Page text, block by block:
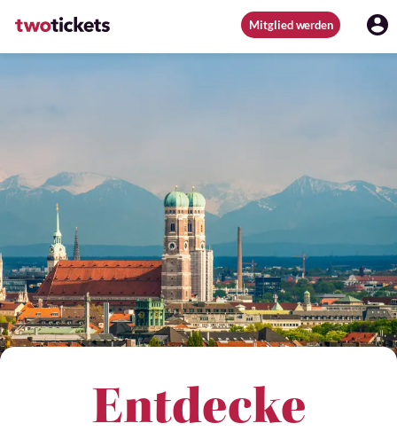
Mitglied werden
Entdecke